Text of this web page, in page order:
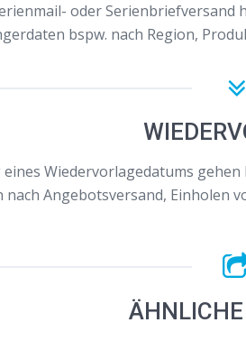
oder
bspw. nach Region,
Wiedervorlagedatums
nach Angebotsversand,